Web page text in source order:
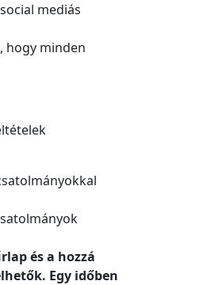
mediás
hogy minden
és a hozzá
Egy időben